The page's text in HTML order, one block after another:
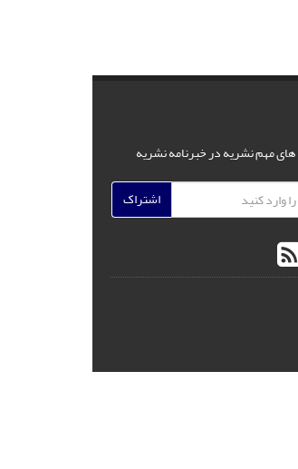
های مهم نشریه در خبرنامه نشریه
اشتراک